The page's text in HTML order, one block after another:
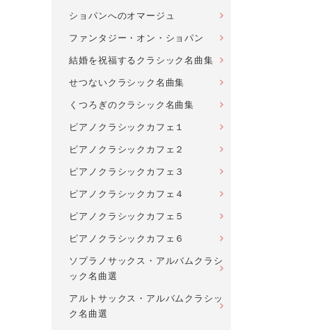
ショパンへのオマージュ
ファンタジー・オン・ショパン
結婚を祝福するクラシック名曲集
せつないクラシック名曲集
くつろぎのクラシック名曲集
ピアノクラシックカフェ１
ピアノクラシックカフェ２
ピアノクラシックカフェ３
ピアノクラシックカフェ４
ピアノクラシックカフェ５
ピアノクラシックカフェ６
ソプラノサックス・アルバムクラシ
ック名曲選
アルトサックス・アルバムクラシッ
ク名曲選